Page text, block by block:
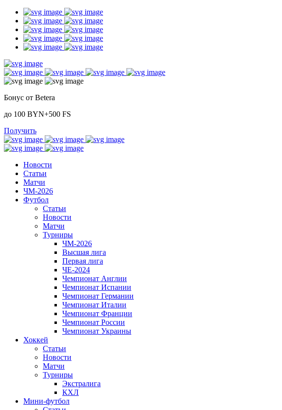
Бонус от Betera
до 100 BYN+500 FS
Получить
Новости
Статьи
Матчи
ЧМ-2026
Футбол
Статьи
Новости
Матчи
Турниры
ЧМ-2026
Высшая лига
Первая лига
ЧЕ-2024
Чемпионат Англии
Чемпионат Испании
Чемпионат Германии
Чемпионат Италии
Чемпионат Франции
Чемпионат России
Чемпионат Украины
Хоккей
Статьи
Новости
Матчи
Турниры
Экстралига
КХЛ
Мини-футбол